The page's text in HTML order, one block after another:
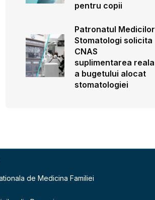
pentru copii
Patronatul Medicilor
Stomatologi solicita
CNAS
suplimentarea reala
a bugetului alocat
stomatologiei
de Medicina Familiei